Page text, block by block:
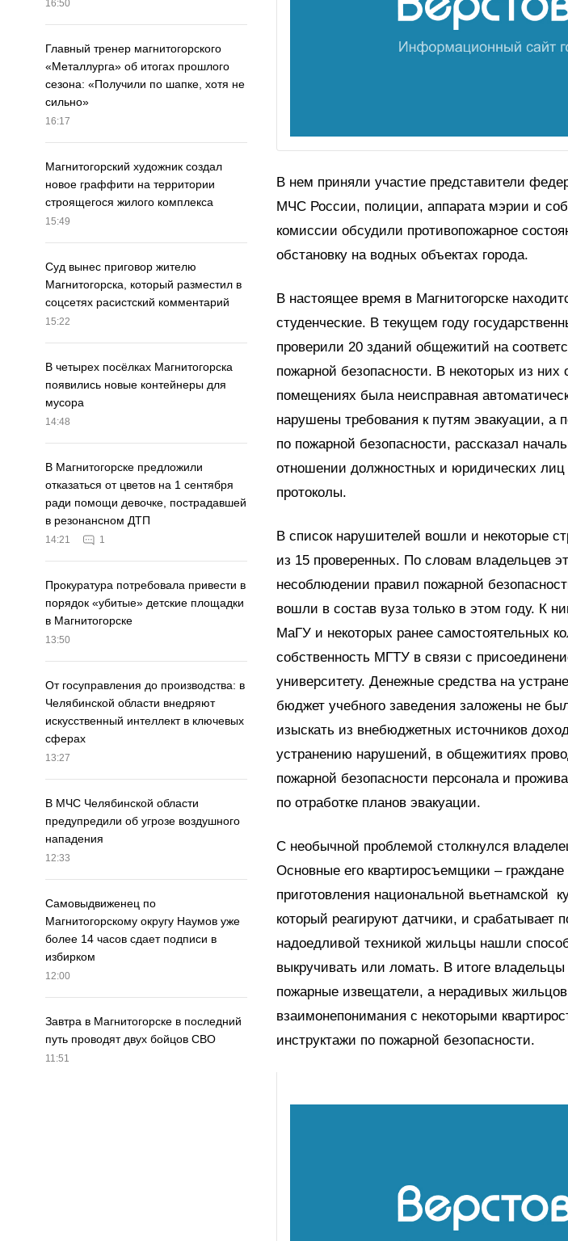
16:50
Главный тренер магнитогорского
«Металлурга» об итогах прошлого
сезона: «Получили по шапке, хотя не
сильно»
16:17
Магнитогорский художник создал
новое граффити на территории
строящегося жилого комплекса
15:49
Суд вынес приговор жителю
Магнитогорска, который разместил в
соцсетях расистский комментарий
15:22
В четырех посёлках Магнитогорска
появились новые контейнеры для
мусора
14:48
В Магнитогорске предложили
отказаться от цветов на 1 сентября
ради помощи девочке, пострадавшей
в резонансном ДТП
14:21 1
Прокуратура потребовала привести в
порядок «убитые» детские площадки
в Магнитогорске
13:50
От госуправления до производства: в
Челябинской области внедряют
искусственный интеллект в ключевых
сферах
13:27
В МЧС Челябинской области
предупредили об угрозе воздушного
нападения
12:33
Самовыдвиженец по
Магнитогорскому округу Наумов уже
более 14 часов сдает подписи в
избирком
12:00
Завтра в Магнитогорске в последний
путь проводят двух бойцов СВО
11:51
В нем приняли участие представители
МЧС России, полиции, аппарата мэрии и
комиссии обсудили противопожарное
обстановку на водных объектах города.
В настоящее время в Магнитогорске
студенческие. В текущем году
проверили 20 зданий общежитий на
пожарной безопасности. В некоторых из
помещениях была неисправная
нарушены требования к путям эвакуации, а
по пожарной безопасности, рассказал
отношении должностных и юридических
протоколы.
В список нарушителей вошли и некоторые
из 15 проверенных. По словам владельцев
несоблюдении правил пожарной
вошли в состав вуза только в этом году. К
МаГУ и некоторых ранее самостоятельных
собственность МГТУ в связи с
университету. Денежные средства на
бюджет учебного заведения заложены не
изыскать из внебюджетных источников
устранению нарушений, в общежитиях
пожарной безопасности персонала и
по отработке планов эвакуации.
С необычной проблемой столкнулся
Основные его квартиросъемщики –
приготовления национальной вьетнамской
который реагируют датчики, и срабатывает
надоедливой техникой жильцы нашли
выкручивать или ломать. В итоге
пожарные извещатели, а нерадивых
взаимонепонимания с некоторыми
инструктажи по пожарной безопасности.